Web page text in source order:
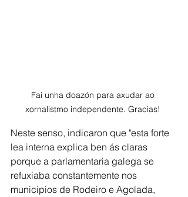
Fai unha doazón para axudar ao
xornalistmo independente. Gracias!
Neste senso, indicaron que "esta forte
lea interna explica ben ás claras
porque a parlamentaria galega se
refuxiaba constantemente nos
municipios de Rodeiro e Agolada,